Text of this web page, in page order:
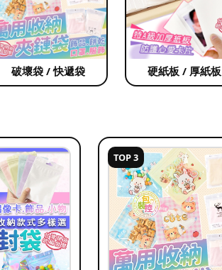
破壞袋 / 快遞袋 硬紙板 / 厚紙板
TOP 3